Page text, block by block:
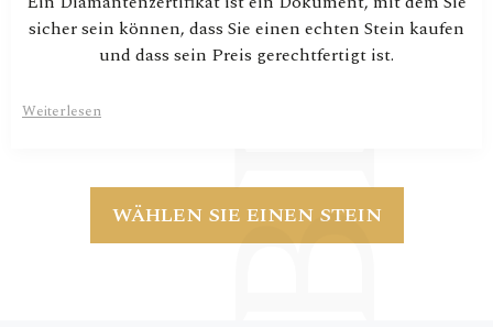
sicher sein können, dass Sie einen echten Stein kaufen
und dass sein Preis gerechtfertigt ist.
Weiterlesen
WÄHLEN SIE EINEN STEIN